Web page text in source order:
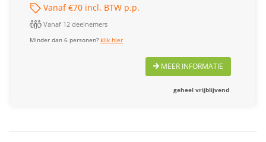
Vanaf €70 incl. BTW p.p.
Vanaf 12 deelnemers
Minder dan 6 personen?klik hier
MEER INFORMATIE
geheel vrijblijvend